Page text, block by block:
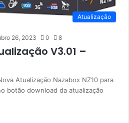
Atualização
26, 2023 0 8
V3.01 –
Atualização Nazabox NZ10 para
botão download da atualização